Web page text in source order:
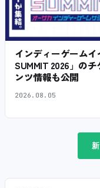
インディーゲームイ
SUMMIT 2026」の
ンツ情報も公開
2026.08.05